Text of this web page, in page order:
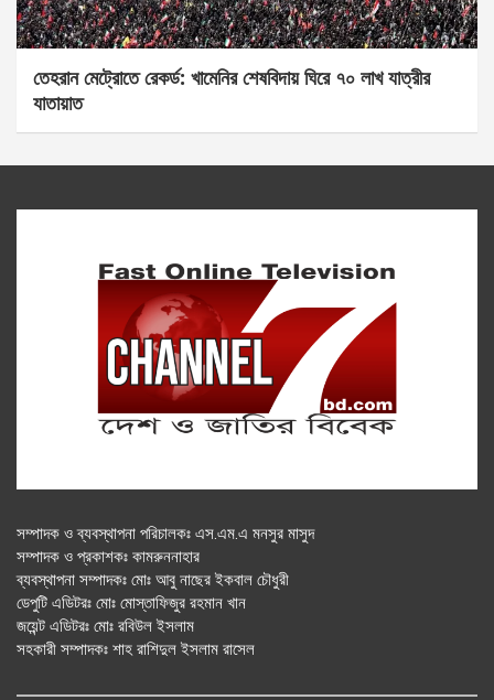
তেহরান মেট্রোতে রেকর্ড: খামেনির শেষবিদায় ঘিরে ৭০ লাখ যাত্রীর
যাতায়াত
সম্পাদক ও ব্যবস্থাপনা পরিচালকঃ এস.এম.এ মনসুর মাসুদ
সম্পাদক ও প্রকাশকঃ কামরুননাহার
ব্যবস্থাপনা সম্পাদকঃ মোঃ আবু নাছের ইকবাল চৌধুরী
ডেপুটি এডিটরঃ মোঃ মোস্তাফিজুর রহমান খান
জয়েন্ট এডিটরঃ মোঃ রবিউল ইসলাম
সহকারী সম্পাদকঃ শাহ রাশিদুল ইসলাম রাসেল